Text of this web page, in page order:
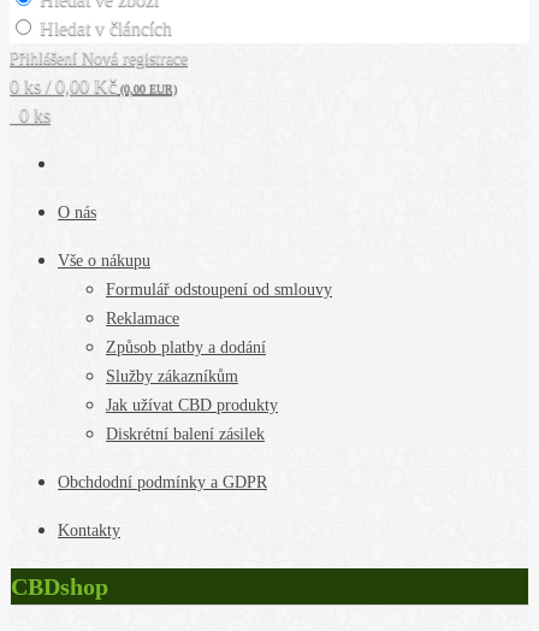
Hledat v článcích
Přihlášení Nová registrace
0 ks / 0,00 Kč (0,00 EUR)
0 ks
O nás
Vše o nákupu
Formulář odstoupení od smlouvy
Reklamace
Způsob platby a dodání
Služby zákazníkům
Jak užívat CBD produkty
Diskrétní balení zásilek
Obchdodní podmínky a GDPR
Kontakty
CBDshop